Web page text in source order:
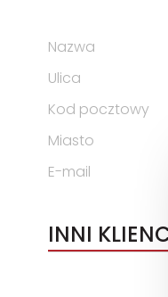
Nazwa
Ulica
Kod pocztowy
Miasto
E-mail
INNI